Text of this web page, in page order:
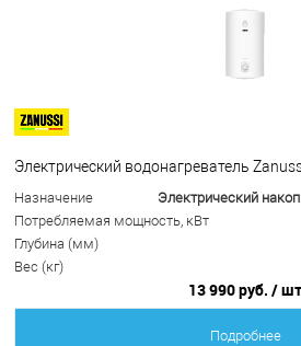
Электрический водонагреватель
Назначение
Электрический
Потребляемая мощность, кВт
Глубина (мм)
Вес (кг)
13 990 руб. / шт
Подробнее